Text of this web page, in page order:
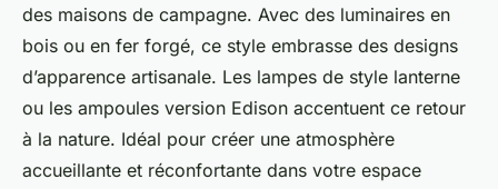
des maisons de campagne. Avec des luminaires en
bois ou en fer forgé, ce style embrasse des designs
d’apparence artisanale. Les lampes de style lanterne
ou les ampoules version Edison accentuent ce retour
à la nature. Idéal pour créer une atmosphère
accueillante et réconfortante dans votre espace